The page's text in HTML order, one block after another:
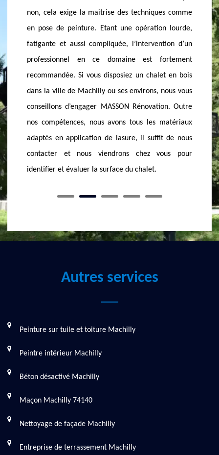
bois
Outre
nous
pour
Certes les chalets en bois sont très esthétiques,
néanmoins, ils exigent beaucoup d’entretien pour
garantir sa pérennité. La lasure fait partie des
entretiens indispensables aux chalets de bois, elle
les protège des effets des intempéries et des UV. Si
vous habitiez dans le 74140, MASSON Rénovation
est le spécialiste en pose de lasure que vous devez
absolument contacter. Retenez-le dans votre carnet
d’adresse et n’hésitez pas à lui contacter dans les
meilleurs délais.
?
Etant
nous
avons
vous
votre
pour
l’année.
Autres services
Peinture sur tuile et toiture Machilly
Peintre intérieur Machilly
Béton désactivé Machilly
Maçon Machilly 74140
Nettoyage de façade Machilly
Entreprise de terrassement Machilly